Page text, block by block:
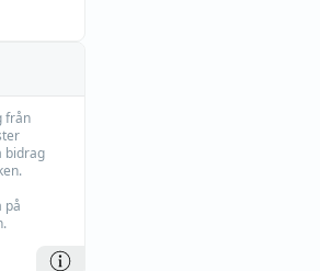
från
bidrag
på